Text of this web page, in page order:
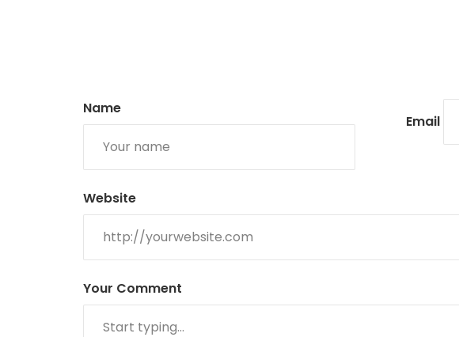
Your Comment
Name
Email
Website